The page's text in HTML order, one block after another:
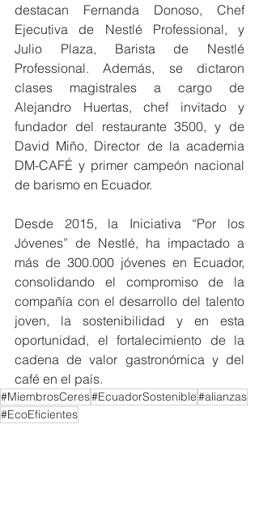
destacan Fernanda Donoso, Chef
Ejecutiva de Nestlé Professional, y
Julio Plaza, Barista de Nestlé
Professional. Además, se dictaron
clases magistrales a cargo de
Alejandro Huertas, chef invitado y
fundador del restaurante 3500, y de
David Miño, Director de la academia
DM-CAFÉ y primer campeón nacional
de barismo en Ecuador.
Desde 2015, la Iniciativa “Por los
Jóvenes” de Nestlé, ha impactado a
más de 300.000 jóvenes en Ecuador,
consolidando el compromiso de la
compañía con el desarrollo del talento
joven, la sostenibilidad y en esta
oportunidad, el fortalecimiento de la
cadena de valor gastronómica y del
café en el país.
#MiembrosCeres#EcuadorSostenible#alianzas
#EcoEficientes